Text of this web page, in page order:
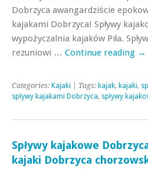
Dobrzyca awangardziście
kajakami Dobrzyca! Spływy
wypożyczalnia kajaków Piła.
rezuniowi … Continue reading →
Categories: Kajaki | Tags: kajak, kajaki,
spływy kajakami Dobrzyca, spływy
Spływy kajakowe
kajaki Dobrzyca